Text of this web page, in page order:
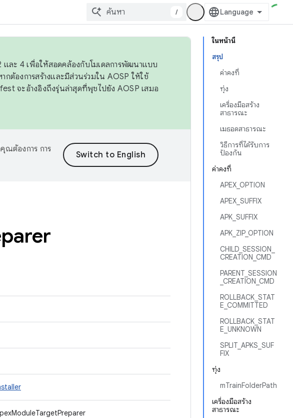
/
ในหน้านี้
สรุป
ค่าคงที่
ทุ่ง
เครื่องมือสร้าง
สาธารณะ
เมธอดสาธารณะ
วิธีการที่ได้รับการ
ป้องกัน
ค่าคงที่
APEX_OPTION
APEX_SUFFIX
APK_SUFFIX
APK_ZIP_OPTION
CHILD_SESSION_
CREATION_CMD
PARENT_SESSION
_CREATION_CMD
ROLLBACK_STAT
E_COMMITTED
ROLLBACK_STAT
E_UNKNOWN
SPLIT_APKS_SUF
FIX
ทุ่ง
mTrainFolderPath
เครื่องมือสร้าง
สาธารณะ
และ 4 เพื่อให้สอดคล้องกับโมเดลการพัฒนาแบบ
ต้องการสร้างและมีส่วนร่วมใน AOSP ให้ใช้
จะอ้างอิงถึงรุ่นล่าสุดที่พุชไปยัง AOSP เสมอ
ณต้องการ การ